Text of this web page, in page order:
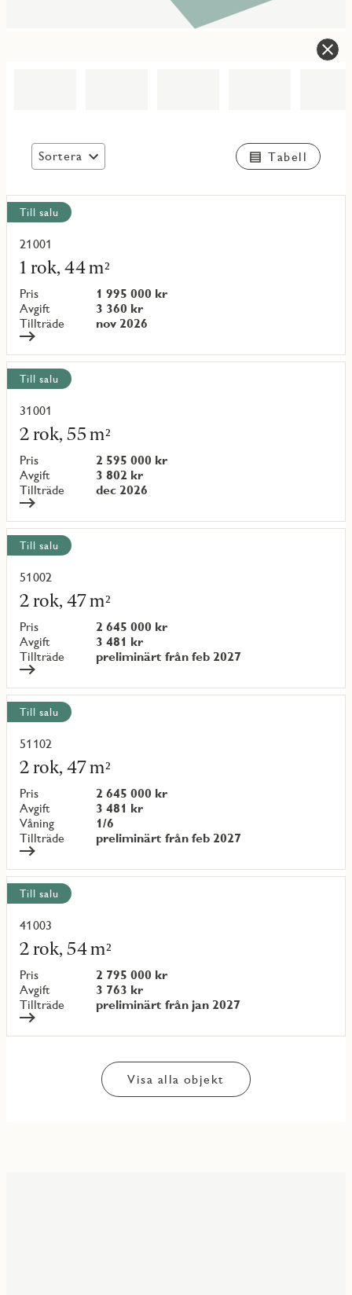
Sortera Tabell
Visa
alla
objekt
Till salu
21001
1 rok, 44 m²
Pris
1 995 000 kr
Avgift
3 360 kr
Tillträde
nov 2026
Läs
mer
om
objekt
{objectNumber}
Till salu
31001
2 rok, 55 m²
Pris
2 595 000 kr
Avgift
3 802 kr
Tillträde
dec 2026
Läs
mer
om
objekt
{objectNumber}
Till salu
51002
2 rok, 47 m²
Pris
2 645 000 kr
Avgift
3 481 kr
Tillträde
preliminärt från feb 2027
Läs
mer
om
objekt
{objectNumber}
Till salu
51102
2 rok, 47 m²
Pris
2 645 000 kr
Avgift
3 481 kr
Våning
1/6
Tillträde
preliminärt från feb 2027
Läs
mer
om
objekt
{objectNumber}
Till salu
41003
2 rok, 54 m²
Pris
2 795 000 kr
Avgift
3 763 kr
Tillträde
preliminärt från jan 2027
Läs
mer
om
objekt
{objectNumber}
Visa alla objekt